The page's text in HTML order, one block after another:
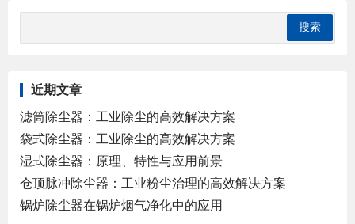
近期文章
滤筒除尘器：工业除尘的高效解决方案
袋式除尘器：工业除尘的高效解决方案
湿式除尘器：原理、特性与应用前景
仓顶脉冲除尘器：工业粉尘治理的高效解决方案
锅炉除尘器在锅炉烟气净化中的应用